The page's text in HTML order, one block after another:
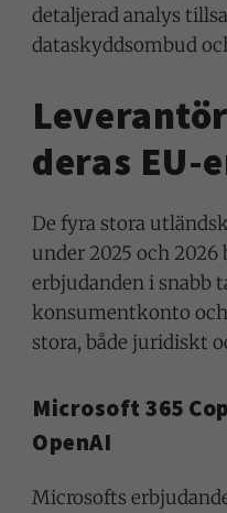
detaljerad analys
dataskyddsombud
deras EU-
De fyra stora
under 2025 och
erbjudanden i snabb
konsumentkonto
stora, både juridiskt
Microsoft 365
OpenAI
Microsofts